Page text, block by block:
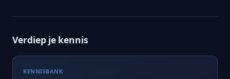
Verdiep je kennis
KENNISBANK